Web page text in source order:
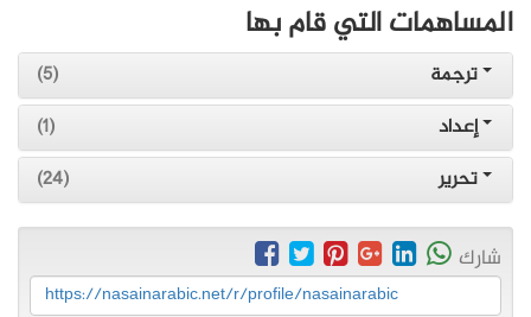
المساهمات التي قام بها
ترجمة
(5)
إعداد
(1)
تحرير
(24)
شارك
https://nasainarabic.net/r/profile/nasainarabic